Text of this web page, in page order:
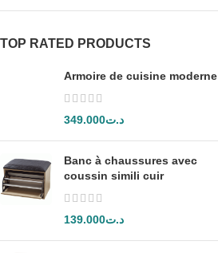
TOP RATED PRODUCTS
Armoire de cuisine moderne
د.ت349.000
Banc à chaussures avec
coussin simili cuir
د.ت139.000